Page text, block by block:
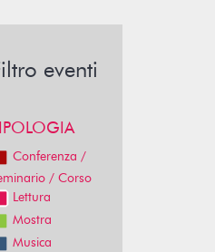
eventi
Conferenza /
/ Corso
Lettura
Mostra
Musica